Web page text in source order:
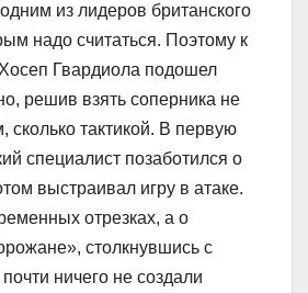
из лидеров британского
надо считаться. Поэтому к
Гвардиола подошел
решив взять соперника не
сколько тактикой. В первую
специалист позаботился о
выстраивал игру в атаке.
отрезках, а о
столкнувшись с
ничего не создали